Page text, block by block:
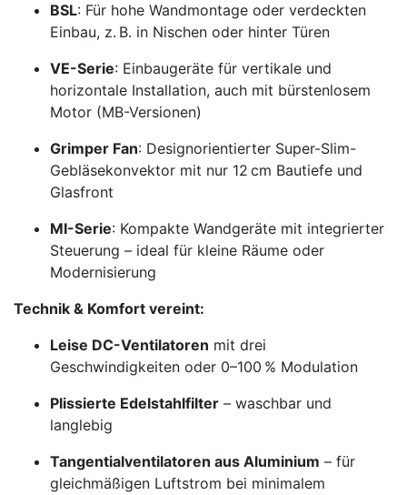
BSL: Für hohe Wandmontage oder verdeckten
Einbau, z. B. in Nischen oder hinter Türen
VE-Serie: Einbaugeräte für vertikale und
horizontale Installation, auch mit bürstenlosem
Motor (MB-Versionen)
Grimper Fan: Designorientierter Super-Slim-
Gebläsekonvektor mit nur 12 cm Bautiefe und
Glasfront
MI-Serie: Kompakte Wandgeräte mit integrierter
Steuerung – ideal für kleine Räume oder
Modernisierung
Technik & Komfort vereint:
Leise DC-Ventilatoren mit drei
Geschwindigkeiten oder 0–100 % Modulation
Plissierte Edelstahlfilter – waschbar und
langlebig
Tangentialventilatoren aus Aluminium – für
gleichmäßigen Luftstrom bei minimalem